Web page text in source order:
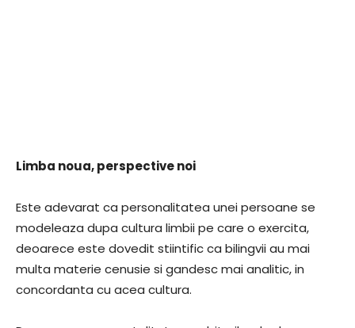
Limba noua, perspective noi
Este adevarat ca personalitatea unei persoane se
modeleaza dupa cultura limbii pe care o exercita,
deoarece este dovedit stiintific ca bilingvii au mai
multa materie cenusie si gandesc mai analitic, in
concordanta cu acea cultura.